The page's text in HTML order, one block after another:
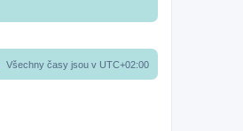
Všechny časy jsou v UTC+02:00